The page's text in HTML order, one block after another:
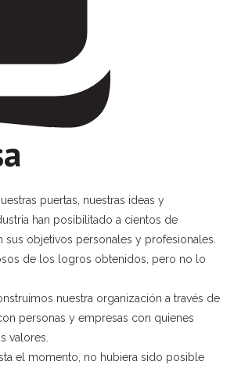
puertas, nuestras ideas y
han posibilitado a cientos de
sus objetivos personales y profesionales.
de los logros obtenidos, pero no lo
nuestra organización a través de
personas y empresas con quienes
valores.
el momento, no hubiera sido posible